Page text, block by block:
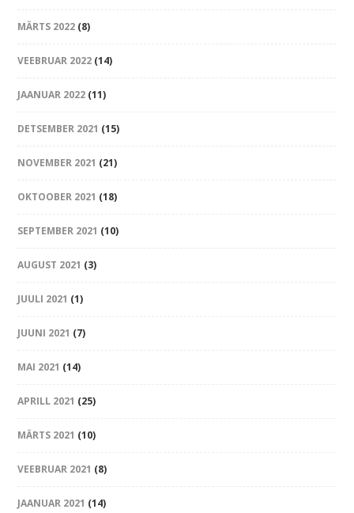
MÄRTS 2022 (8)
VEEBRUAR 2022 (14)
JAANUAR 2022 (11)
DETSEMBER 2021 (15)
NOVEMBER 2021 (21)
OKTOOBER 2021 (18)
SEPTEMBER 2021 (10)
AUGUST 2021 (3)
JUULI 2021 (1)
JUUNI 2021 (7)
MAI 2021 (14)
APRILL 2021 (25)
MÄRTS 2021 (10)
VEEBRUAR 2021 (8)
JAANUAR 2021 (14)